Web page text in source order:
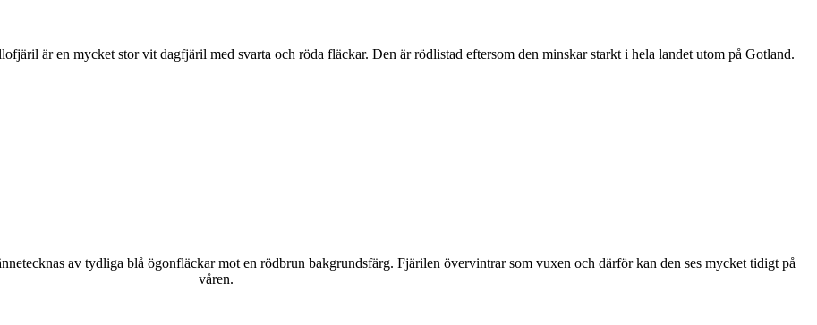
är en mycket stor vit dagfjäril med svarta och röda fläckar. Den är rödlistad eftersom den minskar starkt i hela landet utom på Gotland.
av tydliga blå ögonfläckar mot en rödbrun bakgrundsfärg. Fjärilen övervintrar som vuxen och därför kan den ses mycket tidigt på
våren.